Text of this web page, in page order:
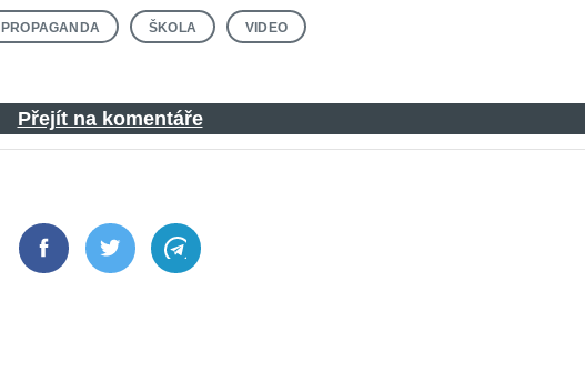
PROPAGANDA ŠKOLA VIDEO
Přejít na komentáře
FacebookTwitter Telegram